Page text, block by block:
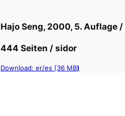
Hajo Seng, 2000, 5. Auflage
444 Seiten / sidor
Download: er/es (36 MB)